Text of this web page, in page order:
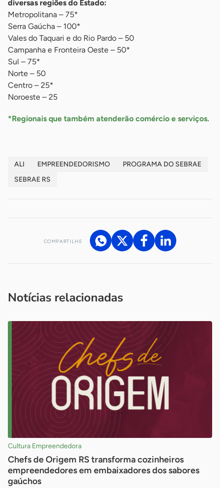
diversas regiões do Estado:
Metropolitana – 75*
Serra Gaúcha – 100*
Vales do Taquari e do Rio Pardo – 50
Campanha e Fronteira Oeste – 50*
Sul – 75*
Norte – 50
Centro – 25*
Noroeste – 25
*Regionais que também atenderão comércio e serviços.
ALI EMPREENDEDORISMO
PROGRAMA DO SEBRAE
SEBRAE RS
COMPARTILHE
Notícias relacionadas
Cultura Empreendedora
Chefs de Origem RS transforma cozinheiros
empreendedores em embaixadores dos sabores
gaúchos